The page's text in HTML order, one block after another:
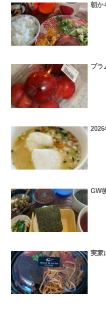
朝か
プラ
GW
実家